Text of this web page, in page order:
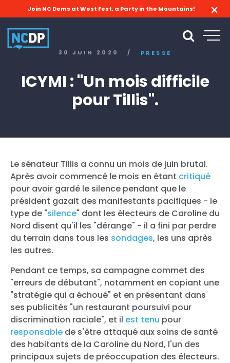
Join NC Dems at West Fest, a Party in the Mountains!
30 JUIN 2020 / PRESSE
ICYMI : "Un mois difficile
pour Tillis".
Le sénateur Tillis a connu un mois de juin brutal.
Après avoir commencé le mois en étant critiqué
pour avoir gardé le silence pendant que le
président gazait des manifestants pacifiques - le
type de "silence" dont les électeurs de Caroline du
Nord disent qu'il les "dérange" - il a fini par perdre
du terrain dans tous les sondages, les uns après
les autres.
Pendant ce temps, sa campagne commet des
"erreurs de débutant", notamment en copiant une
"stratégie qui a échoué" et en présentant dans
ses publicités "un restaurant poursuivi pour
discrimination raciale", et il est tenu pour
responsable de s'être attaqué aux soins de santé
des habitants de la Caroline du Nord, l'un des
principaux sujets de préoccupation des électeurs.